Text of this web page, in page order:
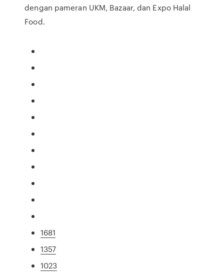
dengan pameran UKM, Bazaar, dan Expo Halal
Food.
1681
1357
1023